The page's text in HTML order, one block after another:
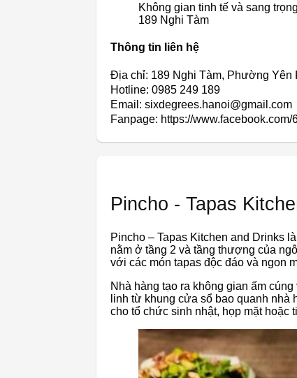
Không gian tinh tế và sang
189 Nghi Tàm
Thông tin liên hệ
Địa chỉ: 189 Nghi Tàm, Phường Yên
Hotline: 0985 249 189
Email: sixdegrees.hanoi@gmail.com
Fanpage: https://
Pincho - Tapas
Pincho – Tapas Kitchen and Drinks là
nằm ở tầng 2 và tầng thượng của
với các món tapas độc đáo và ngon
Nhà hàng tạo ra không gian ấm
linh từ khung cửa sổ bao quanh nhà
cho tổ chức sinh nhật, họp mặt hoặc